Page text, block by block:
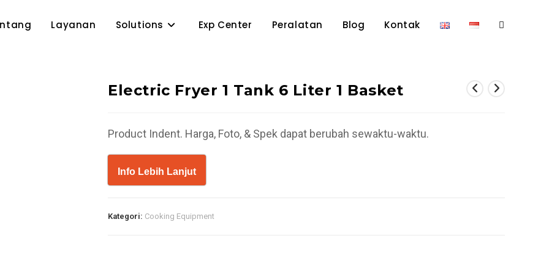
Layanan Solutions Exp Center Peralatan Blog Kontak Toggle
Electric Fryer 1 Tank 6 Liter 1 Basket
Product Indent. Harga, Foto, & Spek dapat berubah sewaktu-waktu.
Info Lebih Lanjut
Kategori: Cooking Equipment